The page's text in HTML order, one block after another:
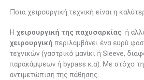
Ποια χειρουργική τεχνική είναι η
Η χειρουργική της παχυσαρκίας ή
χειρουργική περιλαμβάνει ένα ευρύ
τεχνικών (γαστρικό μανίκι ή Sleeve,
παρακάμψεων ή bypass κ.α). Με στόχο
αντιμετώπιση της πάθησης.